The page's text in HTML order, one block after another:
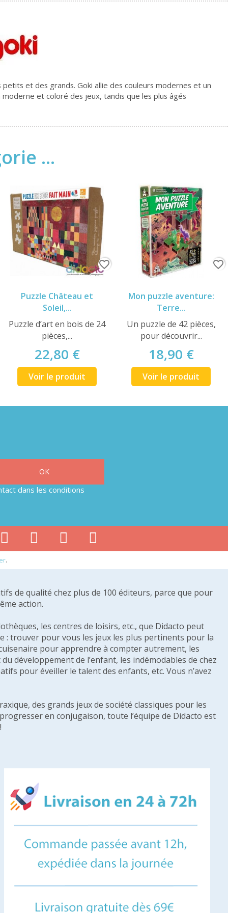
et des grands. Goki allie des couleurs modernes et un
et coloré des jeux, tandis que les plus âgés
...
Puzzle Château et
Soleil,...
Puzzle d’art en bois de 24
pièces,...
22,80 €
Voir le produit
favorite_border
Mon puzzle aventure:
Terre...
Un puzzle de 42 pièces,
pour découvrir...
18,90 €
Voir le produit
favorite_border
dans les conditions
.
de qualité chez plus de 100 éditeurs, parce que pour
action.
les centres de loisirs, etc., que Didacto peut
: trouver pour vous les jeux les plus pertinents pour la
pour apprendre à compter autrement, les
développement de l’enfant, les indémodables de chez
pour éveiller le talent des enfants, etc. Vous n’avez
des grands jeux de société classiques pour les
en conjugaison, toute l’équipe de Didacto est